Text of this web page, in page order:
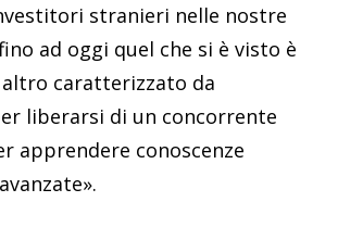
stranieri nelle nostre
ad oggi quel che si è visto è
caratterizzato da
liberarsi di un concorrente
apprendere conoscenze